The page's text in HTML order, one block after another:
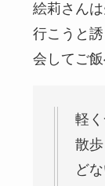
絵莉さん
行こうと
会してご飯
軽
散
ど